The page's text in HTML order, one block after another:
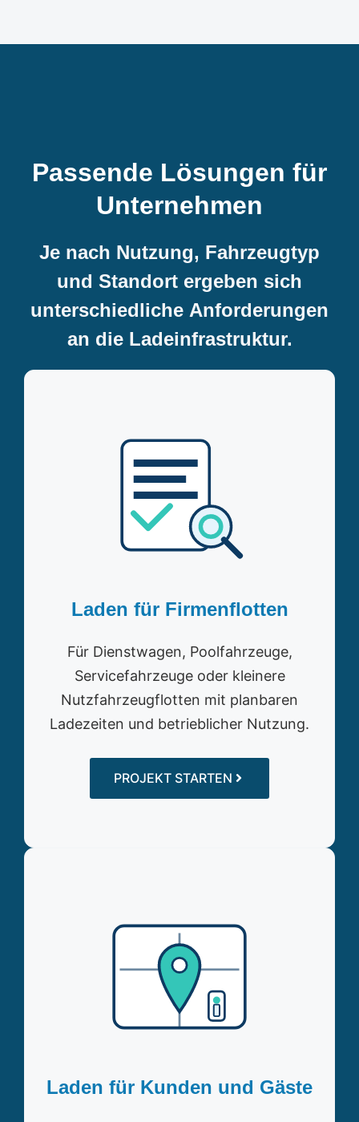
Passende Lösungen für
Unternehmen
Je nach Nutzung, Fahrzeugtyp
und Standort ergeben sich
unterschiedliche Anforderungen
an die Ladeinfrastruktur.
Laden für Firmenflotten
Für Dienstwagen, Poolfahrzeuge,
Servicefahrzeuge oder kleinere
Nutzfahrzeugflotten mit planbaren
Ladezeiten und betrieblicher Nutzung.
PROJEKT STARTEN
Laden für Kunden und Gäste